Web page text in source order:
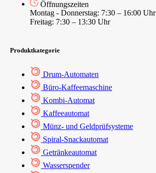
Öffnungszeiten
Montag - Donnerstag: 7:30 – 16:00 Uhr
Freitag: 7:30 – 13:30 Uhr
Produktkategorie
Drum-Automaten
Büro-Kaffeemaschine
Kombi-Automat
Kaffeeautomat
Münz- und Geldprüfsysteme
Spiral-Snackautomat
Getränkeautomat
Wasserspender